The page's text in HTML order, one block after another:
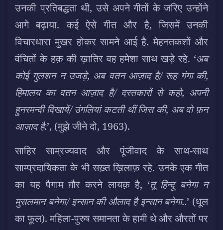
उनकी प्रतिबद्धता थी, उसे अपने गीतों के जरिए उन्होंने
आगे बढ़ाया. कई ऐसे गीत और है, जिसमें उनकी
विचारधारा मुखर होकर सामने आई है. मेहनतकशों और
वंचितों के हक़ की ख़ातिर वह हमेशा साथ खड़े रहे. ‘अब
कोई गुलशन न उजड़े, अब वतन आज़ाद है/ रूह गंगा की,
हिमालय का वतन आज़ाद है/ दस्तकारों से कहो, अपनी
हुनरमन्दी दिखायें/ उंगलियां कटती थीं जिस की, अब वो फ़न
आज़ाद है.’, (मुझे जीने दो, 1963).
साहिर साम्रज्यवाद और पूंजीवाद के साथ-साथ
साम्प्रदायिकता के भी सख़्त ख़िलाफ़ रहे. उनके एक गीत
का यह पैगाम ग़ौर करने लायक़ है, ‘तू हिन्दू बनेगा न
मुसलमान बनेगा/ इन्सान की औलाद है इन्सान बनेगा..’ (धूल
का फूल). महिला-पुरुष समानता के हामी थे और औरतों पर